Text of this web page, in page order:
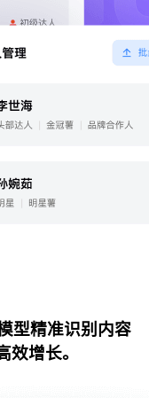
型精准识别内容
增长。